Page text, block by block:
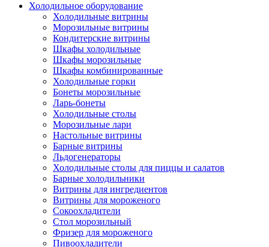
Холодильное оборудование
Холодильные витрины
Морозильные витрины
Кондитерские витрины
Шкафы холодильные
Шкафы морозильные
Шкафы комбинированные
Холодильные горки
Бонеты морозильные
Ларь-бонеты
Холодильные столы
Морозильные лари
Настольные витрины
Барные витрины
Льдогенераторы
Холодильные столы для пиццы и салатов
Барные холодильники
Витрины для ингредиентов
Витрины для мороженого
Сокоохладители
Стол морозильный
Фризер для мороженого
Пивоохладители